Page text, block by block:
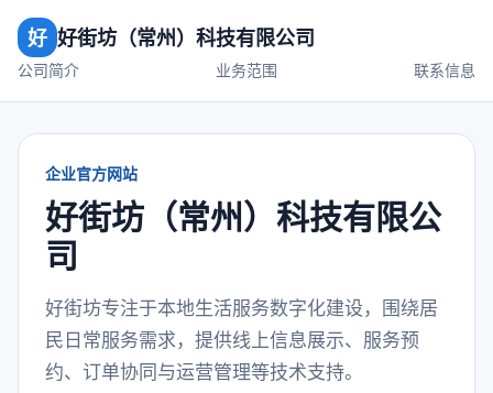
好 好街坊（常州）科技有限公司
公司简介 业务范围 联系信息
企业官方网站
好街坊（常州）科技有限公
司
好街坊专注于本地生活服务数字化建设，围绕居
民日常服务需求，提供线上信息展示、服务预
约、订单协同与运营管理等技术支持。